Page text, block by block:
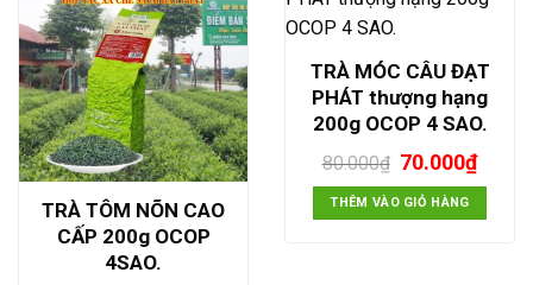
TRÀ TÔM NÕN CAO
CẤP 200g OCOP
4SAO.
TRÀ MÓC CÂU ĐẠT
PHÁT thượng hạng
200g OCOP 4 SAO.
80.000₫ Giá
gốc
là:
80.000₫.
70.000₫Giá
hiện
là:
THÊM VÀO GIỎ HÀNG